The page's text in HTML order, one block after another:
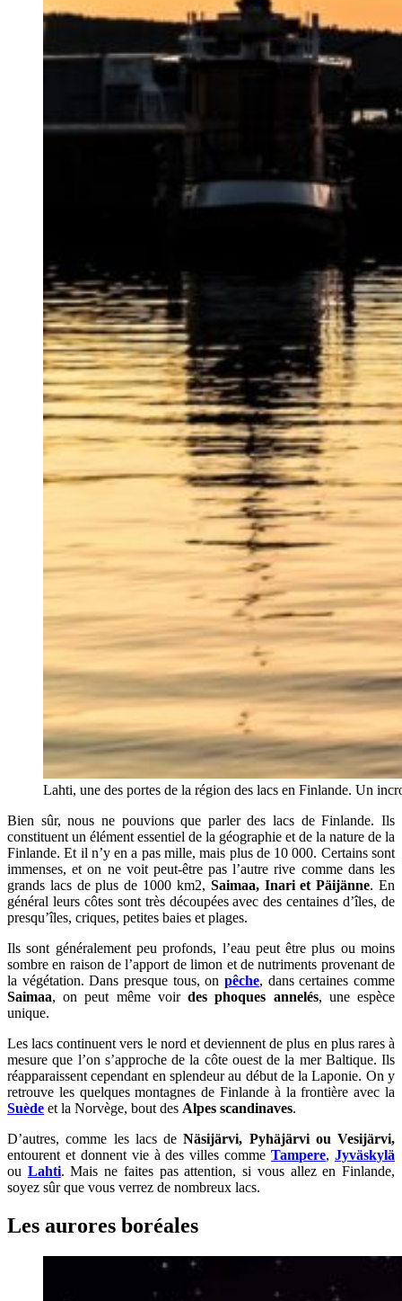
Lahti, une des portes de la région des lacs en Finlande. Un
Bien sûr, nous ne pouvions que parler des lacs de Finlande. Ils
constituent un élément essentiel de la géographie et de la nature de la
Finlande. Et il n’y en a pas mille, mais plus de 10 000. Certains sont
immenses, et on ne voit peut-être pas l’autre rive comme dans les
grands lacs de plus de 1000 km2, Saimaa, Inari et Päijänne. En
général leurs côtes sont très découpées avec des centaines d’îles, de
presqu’îles, criques, petites baies et plages.
Ils sont généralement peu profonds, l’eau peut être plus ou moins
sombre en raison de l’apport de limon et de nutriments provenant de
la végétation. Dans presque tous, on pêche, dans certaines comme
Saimaa, on peut même voirdes phoques annelés, une espèce
unique.
Les lacs continuent vers le nord et deviennent de plus en plus rares à
mesure que l’on s’approche de la côte ouest de la mer Baltique. Ils
réapparaissent cependant en splendeur au début de la Laponie. On y
retrouve les quelques montagnes de Finlande à la frontière avec la
Suède et la Norvège, bout des Alpes scandinaves.
D’autres, comme les lacs deNäsijärvi, Pyhäjärvi ou Vesijärvi,
entourent et donnent vie à des villes commeTampere,Jyväskylä
ou Lahti. Mais ne faites pas attention, si vous allez en Finlande,
soyez sûr que vous verrez de nombreux lacs.
Les aurores boréales